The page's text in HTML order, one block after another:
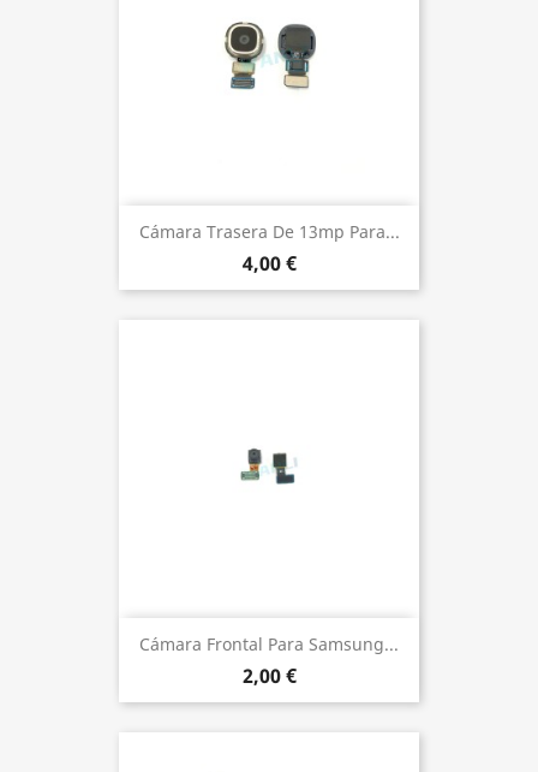
Cámara Trasera De 13mp Para...
4,00 €
Cámara Frontal Para Samsung...
2,00 €